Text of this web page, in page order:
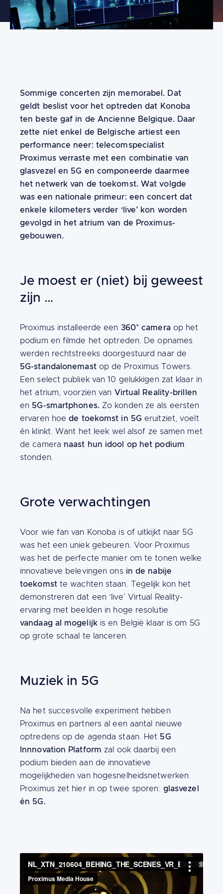
Content
Sommige concerten zijn memorabel. Dat
geldt beslist voor het optreden dat Konoba
ten beste gaf in de Ancienne Belgique. Daar
zette niet enkel de Belgische artiest een
performance neer: telecomspecialist
Proximus verraste met een combinatie van
glasvezel en 5G en componeerde daarmee
het netwerk van de toekomst. Wat volgde
was een nationale primeur: een concert dat
enkele kilometers verder ‘live’ kon worden
gevolgd in het atrium van de Proximus-
gebouwen.
Je moest er (niet) bij geweest
zijn …
Content
Proximus installeerde een 360° camera op het
podium en filmde het optreden. De opnames
werden rechtstreeks doorgestuurd naar de
5G-standalonemastop de Proximus Towers.
Een select publiek van 10 gelukkigen zat klaar in
het atrium, voorzien van Virtual Reality-brillen
en 5G-smartphones. Zo konden ze als eersten
ervaren hoede toekomst in 5G eruitziet, voelt
én klinkt. Want het leek wel alsof ze samen met
de camera naast hun idool op het podium
stonden.
Grote verwachtingen
Content
Voor wie fan van Konoba is of uitkijkt naar 5G
was het een uniek gebeuren. Voor Proximus
was het de perfecte manier om te tonen welke
innovatieve belevingen ons in de nabije
toekomst te wachten staan. Tegelijk kon het
demonstreren dat een ‘live’ Virtual Reality-
ervaring met beelden in hoge resolutie
vandaag al mogelijkis en België klaar is om 5G
op grote schaal te lanceren.
Muziek in 5G
Content
Na het succesvolle experiment hebben
Proximus en partners al een aantal nieuwe
optredens op de agenda staan. Het 5G
Innnovation Platform zal ook daarbij een
podium bieden aan de innovatieve
mogelijkheden van hogesnelheidsnetwerken.
Proximus zet hier in op twee sporen: glasvezel
én 5G.